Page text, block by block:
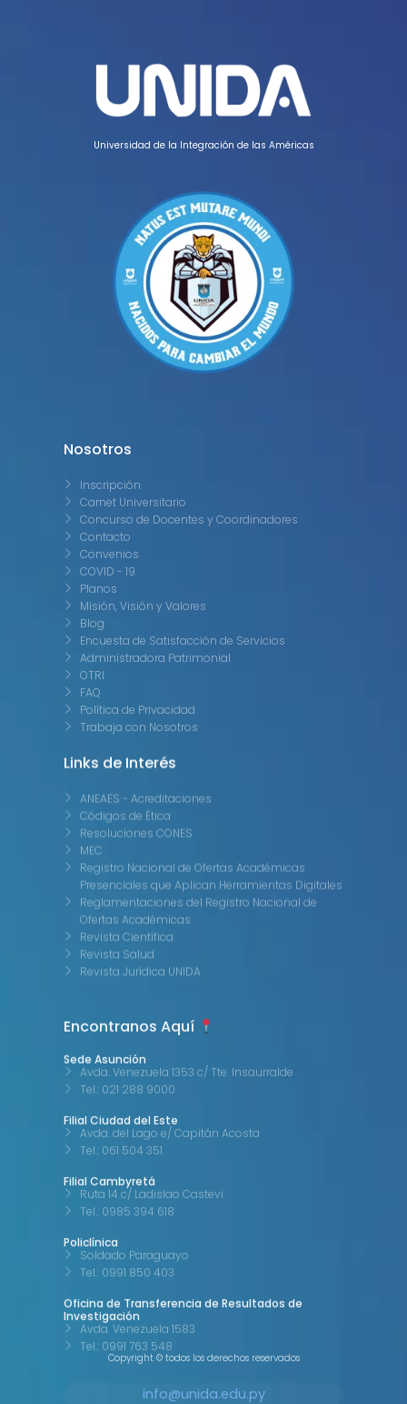
Universidad de la Integración de las Américas
Nosotros
Inscripción
Carnet Universitario
Concurso de Docentes y Coordinadores
Contacto
Convenios
COVID - 19
Planos
Misión, Visión y Valores
Blog
Encuesta de Satisfacción de Servicios
Administradora Patrimonial
OTRI
FAQ
Política de Privacidad
Trabaja con Nosotros
Links de Interés
ANEAES - Acreditaciones
Códigos de Ética
Resoluciones CONES
MEC
Registro Nacional de Ofertas Académicas
Presenciales que Aplican Herramientas Digitales
Reglamentaciones del Registro Nacional de
Ofertas Académicas
Revista Científica
Revista Salud
Revista Jurídica UNIDA
Avda. Venezuela 1353 c/ Tte. Insaurralde
Tel.: 021 288 9000
Avda. del Lago e/ Capitán Acosta
Tel.: 061 504 351
Ruta 14 c/ Ladislao Castevi
Tel.: 0985 394 618
Soldado Paraguayo
Tel.: 0991 850 403
Investigación
Avda. Venezuela 1583
Tel.: 0991 763 548
Copyright © todos los derechos reservados
info@unida.edu.py